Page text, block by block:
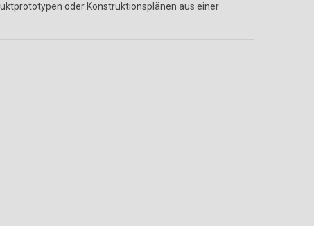
oder Konstruktionsplänen aus einer